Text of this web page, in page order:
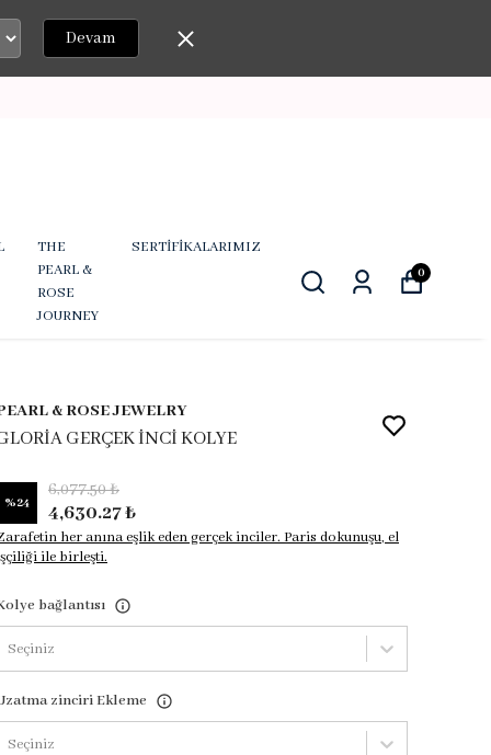
Devam
THE
PEARL &
ROSE
JOURNEY
SERTİFİKALARIMIZ
0
& ROSE JEWELRY
GERÇEK İNCİ KOLYE
%24
6,077.50 ₺
4,630.27 ₺
her anına eşlik eden gerçek inciler. Paris dokunuşu, el
ile birleşti.
bağlantısı
Seçiniz
zinciri Ekleme
Seçiniz